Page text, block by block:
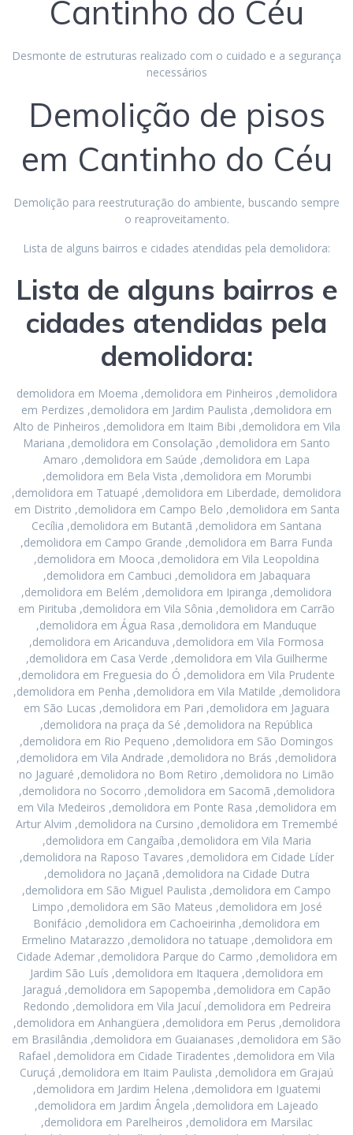
Cantinho do Céu
Desmonte de estruturas realizado com o cuidado e a segurança
necessários
Demolição de pisos
em Cantinho do Céu
Demolição para reestruturação do ambiente, buscando sempre
o reaproveitamento.
Lista de alguns bairros e cidades atendidas pela demolidora:
Lista de alguns bairros e
cidades atendidas pela
demolidora:
demolidora em Moema ,demolidora em Pinheiros ,demolidora
em Perdizes ,demolidora em Jardim Paulista ,demolidora em
Alto de Pinheiros ,demolidora em Itaim Bibi ,demolidora em Vila
Mariana ,demolidora em Consolação ,demolidora em Santo
Amaro ,demolidora em Saúde ,demolidora em Lapa
,demolidora em Bela Vista ,demolidora em Morumbi
,demolidora em Tatuapé ,demolidora em Liberdade, demolidora
em Distrito ,demolidora em Campo Belo ,demolidora em Santa
Cecília ,demolidora em Butantã ,demolidora em Santana
,demolidora em Campo Grande ,demolidora em Barra Funda
,demolidora em Mooca ,demolidora em Vila Leopoldina
,demolidora em Cambuci ,demolidora em Jabaquara
,demolidora em Belém ,demolidora em Ipiranga ,demolidora
em Pirituba ,demolidora em Vila Sônia ,demolidora em Carrão
,demolidora em Água Rasa ,demolidora em Manduque
,demolidora em Aricanduva ,demolidora em Vila Formosa
,demolidora em Casa Verde ,demolidora em Vila Guilherme
,demolidora em Freguesia do Ó ,demolidora em Vila Prudente
,demolidora em Penha ,demolidora em Vila Matilde ,demolidora
em São Lucas ,demolidora em Pari ,demolidora em Jaguara
,demolidora na praça da Sé ,demolidora na República
,demolidora em Rio Pequeno ,demolidora em São Domingos
,demolidora em Vila Andrade ,demolidora no Brás ,demolidora
no Jaguaré ,demolidora no Bom Retiro ,demolidora no Limão
,demolidora no Socorro ,demolidora em Sacomã ,demolidora
em Vila Medeiros ,demolidora em Ponte Rasa ,demolidora em
Artur Alvim ,demolidora na Cursino ,demolidora em Tremembé
,demolidora em Cangaíba ,demolidora em Vila Maria
,demolidora na Raposo Tavares ,demolidora em Cidade Líder
,demolidora no Jaçanã ,demolidora na Cidade Dutra
,demolidora em São Miguel Paulista ,demolidora em Campo
Limpo ,demolidora em São Mateus ,demolidora em José
Bonifácio ,demolidora em Cachoeirinha ,demolidora em
Ermelino Matarazzo ,demolidora no tatuape ,demolidora em
Cidade Ademar ,demolidora Parque do Carmo ,demolidora em
Jardim São Luís ,demolidora em Itaquera ,demolidora em
Jaraguá ,demolidora em Sapopemba ,demolidora em Capão
Redondo ,demolidora em Vila Jacuí ,demolidora em Pedreira
,demolidora em Anhangüera ,demolidora em Perus ,demolidora
em Brasilândia ,demolidora em Guaianases ,demolidora em São
Rafael ,demolidora em Cidade Tiradentes ,demolidora em Vila
Curuçá ,demolidora em Itaim Paulista ,demolidora em Grajaú
,demolidora em Jardim Helena ,demolidora em Iguatemi
,demolidora em Jardim Ângela ,demolidora em Lajeado
,demolidora em Parelheiros ,demolidora em Marsilac